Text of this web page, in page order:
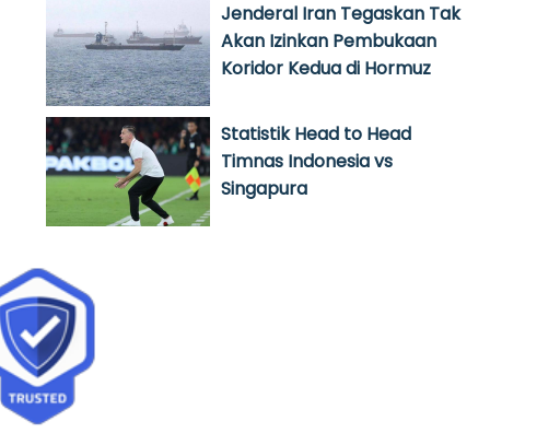
Jenderal Iran Tegaskan Tak
Akan Izinkan Pembukaan
Koridor Kedua di Hormuz
Statistik Head to Head
Timnas Indonesia vs
Singapura